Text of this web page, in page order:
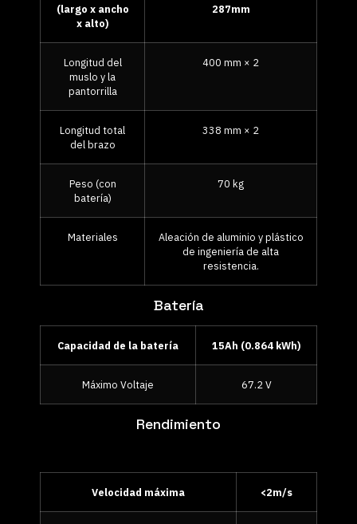
(largo x ancho
x alto)
287mm
Longitud del
muslo y la
pantorrilla
400 mm × 2
Longitud total
del brazo
338 mm × 2
Peso (con
batería)
70 kg
Materiales
Aleación de aluminio y plástico
de ingeniería de alta
resistencia.
Batería
Capacidad de la batería 15Ah (0.864 kWh)
Máximo Voltaje 67.2 V
Rendimiento
Velocidad máxima <2m/s